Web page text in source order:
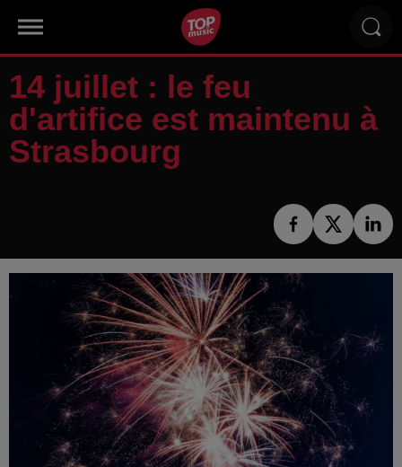
14 juillet : le feu
d'artifice est maintenu à
Strasbourg